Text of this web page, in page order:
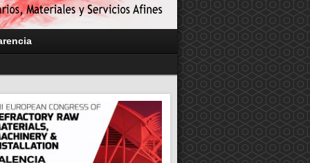
El ITC obtiene grafito
residuos vegetales y